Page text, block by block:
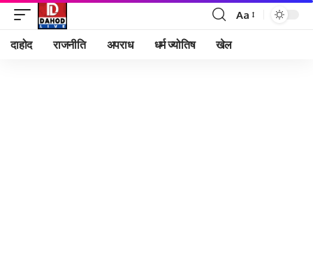
Font
Aa
दाहोद राजनीति अपराध धर्म ज्योतिष खेल